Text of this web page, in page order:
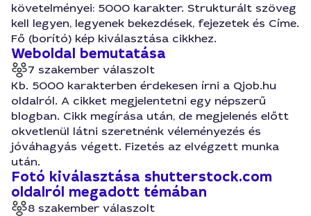
követelményei: 5000 karakter. Strukturált szöveg
kell legyen, legyenek bekezdések, fejezetek és Címe.
Fő (borító) kép kiválasztása cikkhez.
Weboldal bemutatása
7 szakember válaszolt
Kb. 5000 karakterben érdekesen írni a Qjob.hu
oldalról. A cikket megjelentetni egy népszerű
blogban. Cikk megírása után, de megjelenés előtt
okvetlenül látni szeretnénk véleményezés és
jóváhagyás végett. Fizetés az elvégzett munka
után.
Fotó kiválasztása shutterstock.com
oldalról megadott témában
8 szakember válaszolt